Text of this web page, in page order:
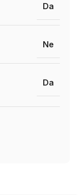
Da
Ne
Da